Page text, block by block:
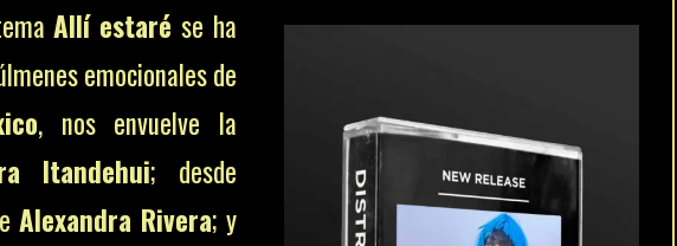
Allí estaré se ha
emocionales de
, nos envuelve la
Itandehui; desde
Alexandra Rivera; y